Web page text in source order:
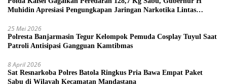
Muhidin Apresiasi Pengungkapan Jaringan Narkotika Lintas
25 Mei 2026
Polresta Banjarmasin Tegur Kelompok Pemuda Cosplay Tuyul Saat
Patroli Antisipasi Gangguan Kamtibmas
8 April 2026
Sat Resnarkoba Polres Batola Ringkus Pria Bawa Empat Paket
Sabu di Wilayah Kecamatan Mandastana